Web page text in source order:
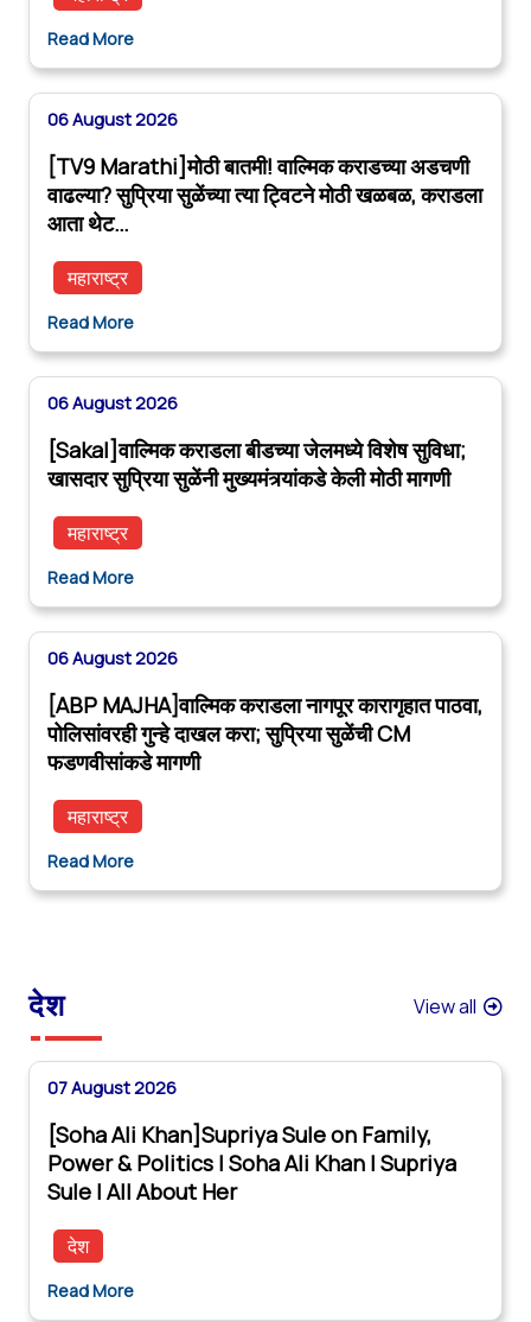
Read More
06 August 2026
[TV9 Marathi]मोठी बातमी! वाल्मिक कराडच्या अडचणी
वाढल्या? सुप्रिया सुळेंच्या त्या ट्विटने मोठी खळबळ, कराडला
आता थेट…
महाराष्ट्र
Read More
06 August 2026
[Sakal]वाल्मिक कराडला बीडच्या जेलमध्ये विशेष सुविधा;
खासदार सुप्रिया सुळेंनी मुख्यमंत्र्यांकडे केली मोठी मागणी
महाराष्ट्र
Read More
06 August 2026
[ABP MAJHA]वाल्मिक कराडला नागपूर कारागृहात पाठवा,
पोलिसांवरही गुन्हे दाखल करा; सुप्रिया सुळेंची CM
फडणवीसांकडे मागणी
महाराष्ट्र
Read More
देश View all
07 August 2026
[Soha Ali Khan]Supriya Sule on Family,
Power & Politics | Soha Ali Khan | Supriya
Sule | All About Her
देश
Read More